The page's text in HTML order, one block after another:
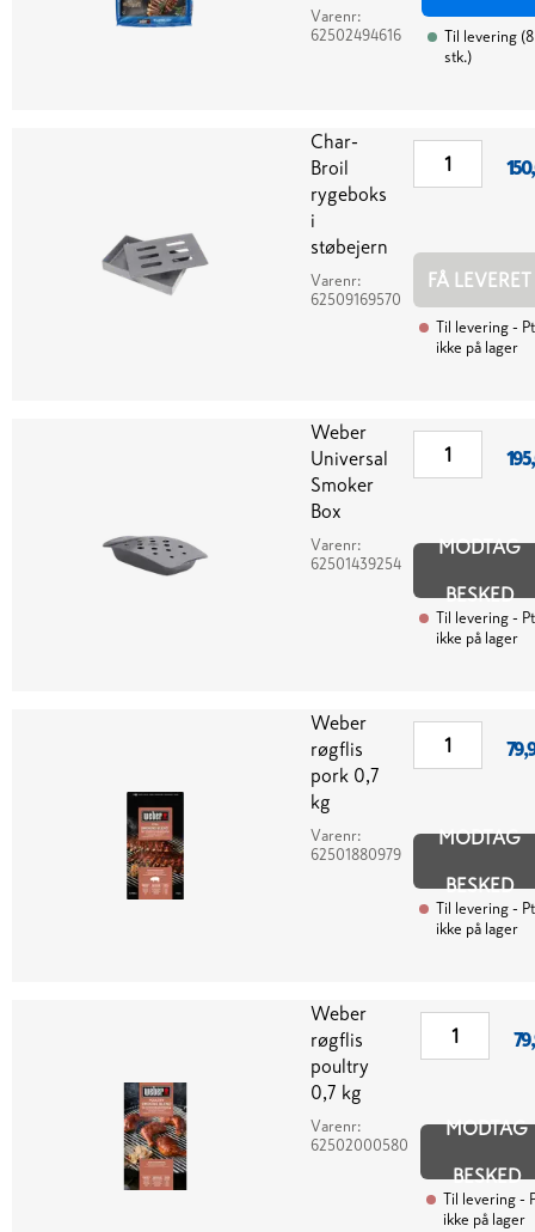
Varenr:
62502494616
Til levering (8
stk.)
Char-
Broil
rygeboks
i
støbejern
Varenr:
62509169570
FÅ LEVERET
Til levering -
ikke på lager
Weber
Universal
Smoker
Box
Varenr:
62501439254
MODTAG
BESKED
Til levering -
ikke på lager
Weber
røgflis
pork 0,7
kg
Varenr:
62501880979
MODTAG
BESKED
Til levering -
ikke på lager
Weber
røgflis
poultry
0,7 kg
Varenr:
62502000580
MODTAG
BESKED
Til levering -
ikke på lager